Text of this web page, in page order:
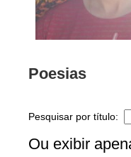
Poesias
Pesquisar por título:
Ou exibir